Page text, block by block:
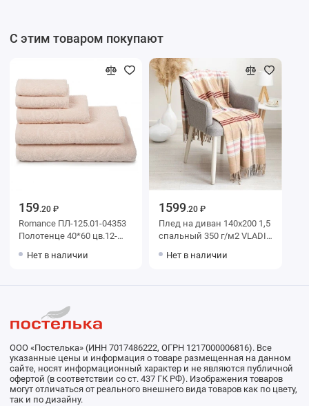
С этим товаром покупают
159.20 ₽
Romance ПЛ-125.01-04353
Полотенце 40*60 цв.12-
Нет в наличии
1599.20 ₽
Плед на диван 140х200 1,5
спальный 350 г/м2 VLADI
Нет в наличии
ООО «Постелька» (ИНН 7017486222, ОГРН 1217000006816). Все
указанные цены и информация о товаре размещенная на данном
сайте, носят информационный характер и не являются публичной
офертой (в соответствии со ст. 437 ГК РФ). Изображения товаров
могут отличаться от реального внешнего вида товаров как по цвету,
так и по дизайну.